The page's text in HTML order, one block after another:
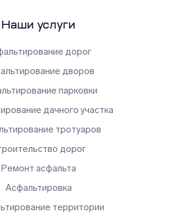
Наши услуги
дорог
дворов
парковки
дачного участка
тротуаров
дорог
Ремонт асфальта
Асфальтировка
территории